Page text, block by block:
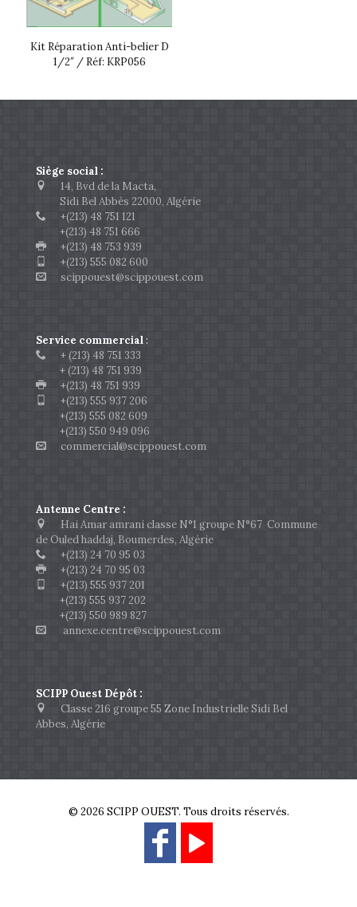
Kit Réparation Anti-belier D
1/2″ / Réf: KRP056
Siège social :
14, Bvd de la Macta,
Sidi Bel Abbès 22000, Algérie
+(213) 48 751 121
+(213) 48 751 666
+(213) 48 753 939
+(213) 555 082 600
scippouest@scippouest.com
Service commercial:
+ (213) 48 751 333
+ (213) 48 751 939
+(213) 48 751 939
+(213) 555 937 206
+(213) 555 082 609
+(213) 550 949 096
commercial@scippouest.com
Antenne Centre :
Hai Amar amrani classe N°1 groupe N°67 Commune
de Ouled haddaj, Boumerdes, Algérie
+(213) 24 70 95 03
+(213) 24 70 95 03
+(213) 555 937 201
+(213) 555 937 202
+(213) 550 989 827
annexe.centre@scippouest.com
SCIPP Ouest Dépôt :
Classe 216 groupe 55 Zone Industrielle Sidi Bel
Abbes, Algérie
© 2026 SCIPP OUEST. Tous droits réservés.